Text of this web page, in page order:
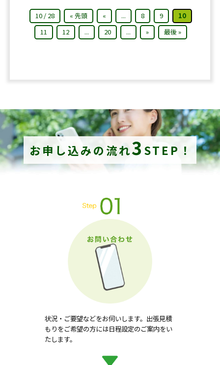
10 / 28 « 先頭 « ... 8 9
10
11
12 ... 20 ... » 最後 »
お申し込みの流れ3 STEP！
状況・ご要望などをお伺いします。出張見積
もりをご希望の方には日程設定のご案内をい
たします。